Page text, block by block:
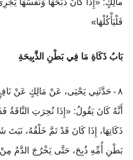
مالِكٍ: «إِذَا كَانَ ذَبَحَهَا وَنَفَسُهَا
فَلْيَأْكُلْهَا»
بَابُ ذَكَاةِ مَا فِي بَطْنِ الذَّبِيحَةِ
٨ - حَدَّثَنِي يَحْيَى، عَنْ مَالِكٍ عَنْ
أَنَّهُ كَانَ يَقُولُ: «إِذَا نُحِرَتِ النَّاقَةُ
ذَكَاتِهَا، إِذَا كَانَ قَدْ تَمَّ خَلْقُهُ،
بَطْنِ أُمِّهِ ذُبِحَ، حَتَّى يَخْرُجَ الدَّمُ